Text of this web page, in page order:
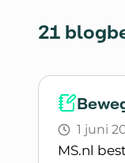
21
1 juni
MS.nl